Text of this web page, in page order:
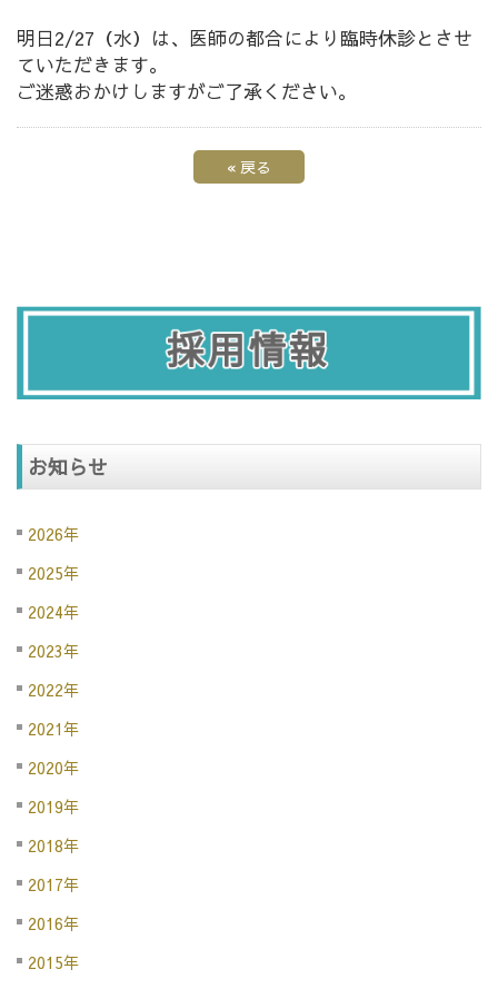
明日2/27（水）は、医師の都合により臨時休診とさせ
ていただきます。
ご迷惑おかけしますがご了承ください。
« 戻る
お知らせ
2026年
2025年
2024年
2023年
2022年
2021年
2020年
2019年
2018年
2017年
2016年
2015年